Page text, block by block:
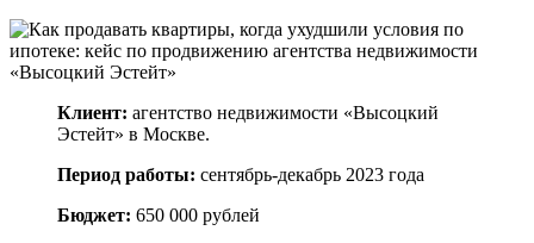
Клиент: агентство недвижимости «Высоцкий
Эстейт» в Москве.
Период работы: сентябрь-декабрь 2023 года
Бюджет: 650 000 рублей